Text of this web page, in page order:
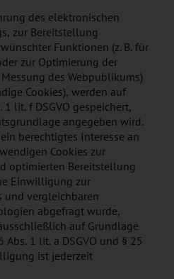
des elektronischen
zur Bereitstellung
Funktionen (z. B. für
zur Optimierung der
Messung des Webpublikums)
Cookies), werden auf
lit. f DSGVO gespeichert,
angegeben wird.
berechtigtes Interesse an
Cookies zur
optimierten Bereitstellung
Einwilligung zur
und vergleichbaren
abgefragt wurde,
auf Grundlage
1 lit. a DSGVO und § 25
ist jederzeit